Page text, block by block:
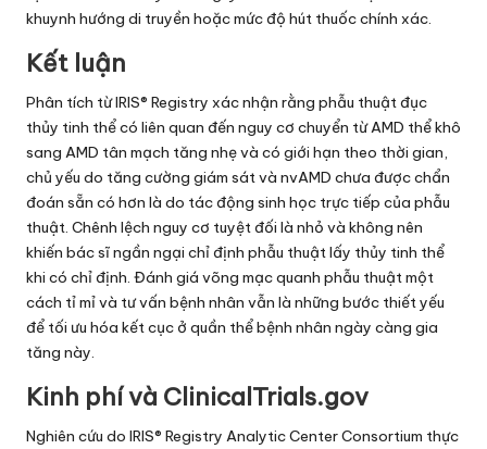
khuynh hướng di truyền hoặc mức độ hút thuốc chính xác.
Kết luận
Phân tích từ IRIS® Registry xác nhận rằng phẫu thuật đục
thủy tinh thể có liên quan đến nguy cơ chuyển từ AMD thể khô
sang AMD tân mạch tăng nhẹ và có giới hạn theo thời gian,
chủ yếu do tăng cường giám sát và nvAMD chưa được chẩn
đoán sẵn có hơn là do tác động sinh học trực tiếp của phẫu
thuật. Chênh lệch nguy cơ tuyệt đối là nhỏ và không nên
khiến bác sĩ ngần ngại chỉ định phẫu thuật lấy thủy tinh thể
khi có chỉ định. Đánh giá võng mạc quanh phẫu thuật một
cách tỉ mỉ và tư vấn bệnh nhân vẫn là những bước thiết yếu
để tối ưu hóa kết cục ở quần thể bệnh nhân ngày càng gia
tăng này.
Kinh phí và ClinicalTrials.gov
Nghiên cứu do IRIS® Registry Analytic Center Consortium thực